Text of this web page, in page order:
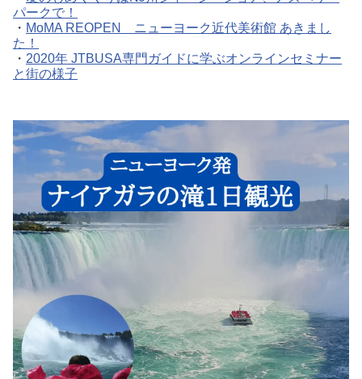
パークで！
・ MoMA REOPEN ニューヨーク近代美術館 あきまし
た！
・ 2020年 JTBUSA専門ガイドに学ぶオンラインセミナー
と街の様子